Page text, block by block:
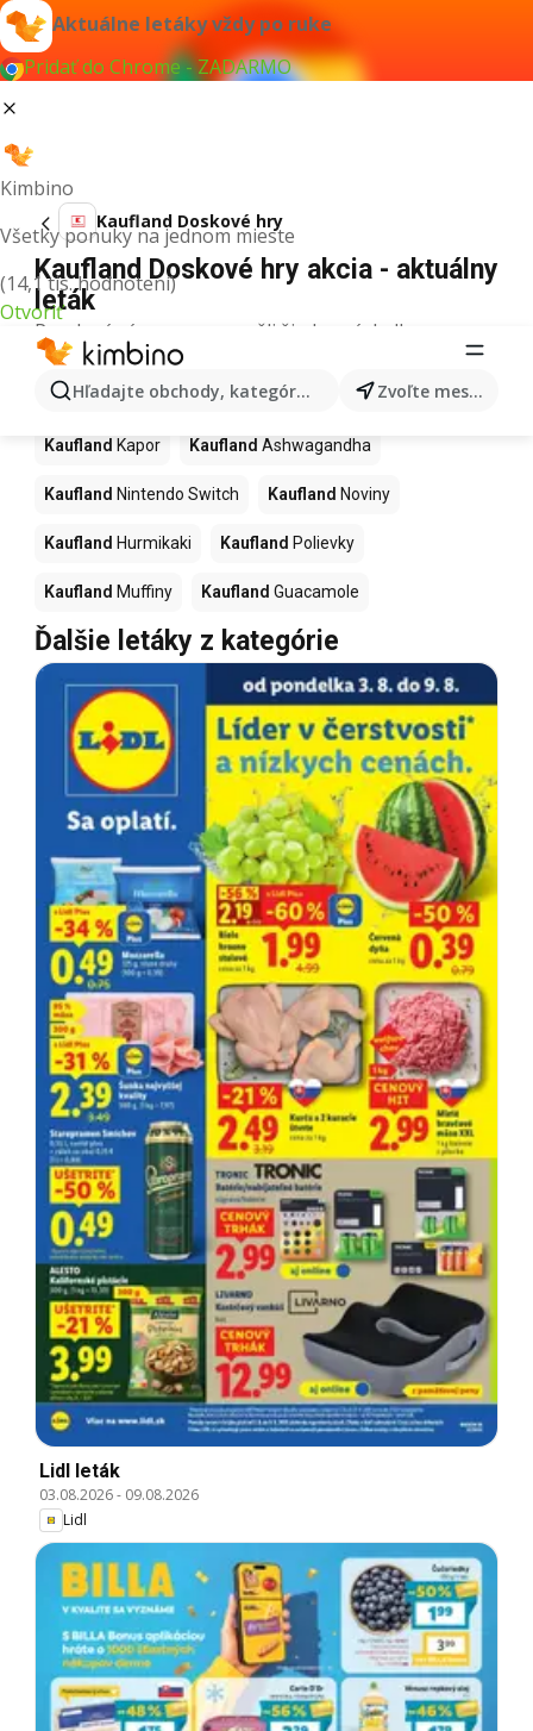
Aktuálne letáky vždy po ruke
Pridať do Chrome - ZADARMO
Kimbino
Všetky ponuky na jednom mieste
(14,1 tis. hodnotení)
Otvoriť
Hľadajte obchody, kategórie, produkty... Zvoľte mesto
Kaufland Doskové hry
Kaufland Doskové hry akcia - aktuálny
leták
Pre daný výraz sme nenašli žiadne výsledky.
Ďalšie produkty v obchodoch
Kaufland
Kaufland Kapor Kaufland Ashwagandha
Kaufland Nintendo Switch Kaufland Noviny
Kaufland Hurmikaki Kaufland Polievky
Kaufland Muffiny Kaufland Guacamole
Ďalšie letáky z kategórie
Lidl leták
03.08.2026- 09.08.2026
Lidl